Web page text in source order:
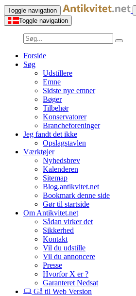
Toggle navigation
Toggle navigation
Forside
Søg
Udstillere
Emne
Sidste nye emner
Bøger
Tilbehør
Konservatorer
Brancheforeninger
Jeg fandt det ikke
Opslagstavlen
Værktøjer
Nyhedsbrev
Kalenderen
Sitemap
Blog.antikvitet.net
Bookmark denne side
Gør til startside
Om Antikvitet.net
Sådan virker det
Sikkerhed
Kontakt
Vil du udstille
Vil du annoncere
Presse
Hvorfor X er ?
Garanteret Nedsat
Gå til Web Version